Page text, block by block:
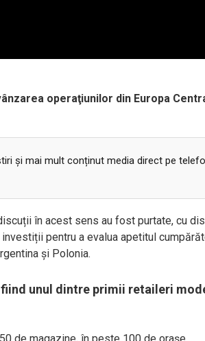
ânzarea operaţiunilor din Europa
și mai mult conținut media direct pe
în acest sens au fost purtate, cu
investiții pentru a evalua apetitul
și Polonia.
unul dintre primii retaileri